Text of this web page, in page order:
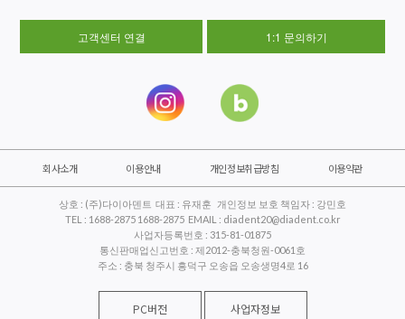
고객센터 연결 1:1 문의하기
회사소개 이용안내 개인정보취급방침 이용약관
상호 : (주)다이아덴트 대표 : 유재훈 개인정보 보호 책임자 : 강민호
TEL : 1688-2875 1688-2875 EMAIL : diadent20@diadent.co.kr
사업자등록번호 : 315-81-01875
통신판매업신고번호 : 제2012-충북청원-0061호
주소 : 충북 청주시 흥덕구 오송읍 오송생명4로 16
PC버전 사업자정보